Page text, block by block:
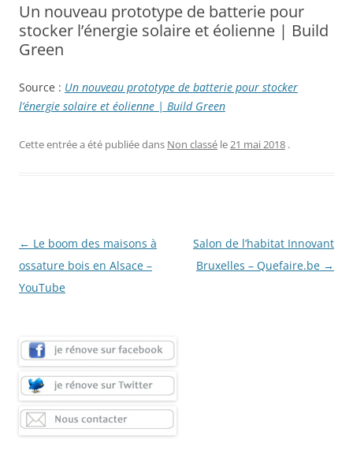
Un nouveau prototype de batterie pour
stocker l’énergie solaire et éolienne | Build
Green
Source : Un nouveau prototype de batterie pour stocker
l’énergie solaire et éolienne | Build Green
Cette entrée a été publiée dans Non classé le21 mai 2018 .
Navigation
des
articles
← Le boom des maisons à
ossature bois en Alsace –
YouTube
Salon de l’habitat Innovant
Bruxelles – Quefaire.be →